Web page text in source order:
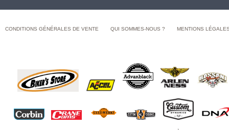
CONDITIONS GÉNÉRALES DE VENTE QUI SOMMES-NOUS ? MENTIONS